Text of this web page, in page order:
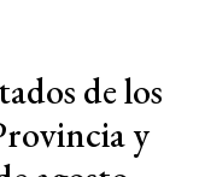
de los
y